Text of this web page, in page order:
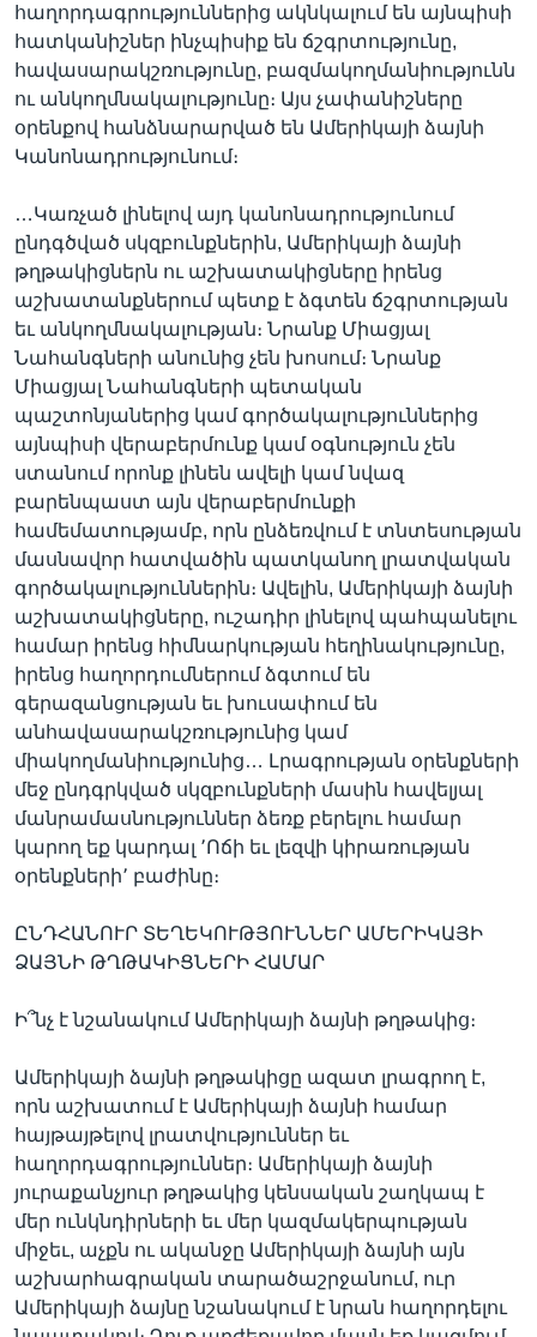
հաղորդագրություններից ակնկալում են այնպիսի
հատկանիշներ ինչպիսիք են ճշգրտությունը,
հավասարակշռությունը, բազմակողմանիությունն
ու անկողմնակալությունը։ Այս չափանիշները
օրենքով հանձնարարված են Ամերիկայի ձայնի
Կանոնադրությունում։
…Կառչած լինելով այդ կանոնադրությունում
ընդգծված սկզբունքներին, Ամերիկայի ձայնի
թղթակիցներն ու աշխատակիցները իրենց
աշխատանքներում պետք է ձգտեն ճշգրտության
եւ անկողմնակալության։ Նրանք Միացյալ
Նահանգների անունից չեն խոսում։ Նրանք
Միացյալ Նահանգների պետական
պաշտոնյաներից կամ գործակալություններից
այնպիսի վերաբերմունք կամ օգնություն չեն
ստանում որոնք լինեն ավելի կամ նվազ
բարենպաստ այն վերաբերմունքի
համեմատությամբ, որն ընձեռվում է տնտեսության
մասնավոր հատվածին պատկանող լրատվական
գործակալություններին։ Ավելին, Ամերիկայի ձայնի
աշխատակիցները, ուշադիր լինելով պահպանելու
համար իրենց հիմնարկության հեղինակությունը,
իրենց հաղորդումներում ձգտում են
գերազանցության եւ խուսափում են
անհավասարակշռությունից կամ
միակողմանիությունից… Լրագրության օրենքների
մեջ ընդգրկված սկզբունքների մասին հավելյալ
մանրամասնություններ ձեռք բերելու համար
կարող եք կարդալ ՚Ոճի եւ լեզվի կիրառության
օրենքների՚ բաժինը։
ԸՆԴՀԱՆՈՒՐ ՏԵՂԵԿՈՒԹՅՈՒՆՆԵՐ ԱՄԵՐԻԿԱՅԻ
ՁԱՅՆԻ ԹՂԹԱԿԻՑՆԵՐԻ ՀԱՄԱՐ
Ի՞նչ է նշանակում Ամերիկայի ձայնի թղթակից։
Ամերիկայի ձայնի թղթակիցը ազատ լրագրող է,
որն աշխատում է Ամերիկայի ձայնի համար
հայթայթելով լրատվություններ եւ
հաղորդագրություններ։ Ամերիկայի ձայնի
յուրաքանչյուր թղթակից կենսական շաղկապ է
մեր ունկնդիրների եւ մեր կազմակերպության
միջեւ, աչքն ու ականջը Ամերիկայի ձայնի այն
աշխարհագրական տարածաշրջանում, ուր
Ամերիկայի ձայնը նշանակում է նրան հաղորդելու